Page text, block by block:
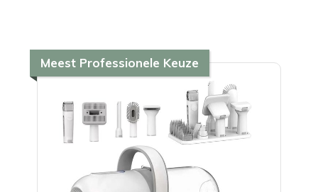
Meest Professionele Keuze